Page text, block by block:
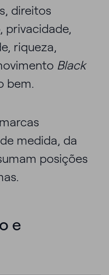
direitos
privacidade,
riqueza,
Black
bem.
medida, da
posições
e